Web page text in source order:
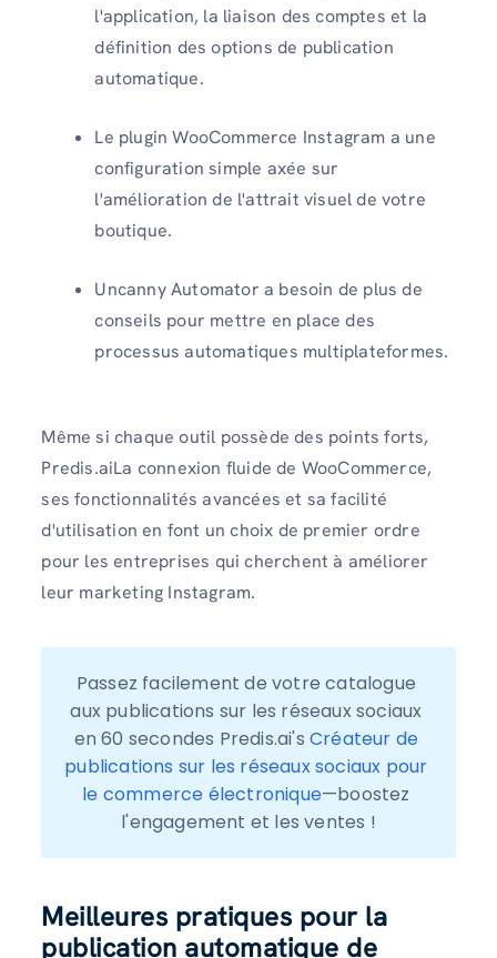
l'application, la liaison des comptes et la
définition des options de publication
automatique.
Le plugin WooCommerce Instagram a une
configuration simple axée sur
l'amélioration de l'attrait visuel de votre
boutique.
Uncanny Automator a besoin de plus de
conseils pour mettre en place des
processus automatiques multiplateformes.
Même si chaque outil possède des points forts,
Predis.aiLa connexion fluide de WooCommerce,
ses fonctionnalités avancées et sa facilité
d'utilisation en font un choix de premier ordre
pour les entreprises qui cherchent à améliorer
leur marketing Instagram.
Passez facilement de votre catalogue
aux publications sur les réseaux sociaux
en 60 secondes Predis.ai's Créateur de
publications sur les réseaux sociaux pour
le commerce électronique—boostez
l'engagement et les ventes !
Meilleures pratiques pour la
publication automatique de